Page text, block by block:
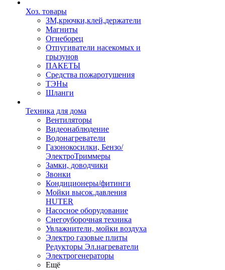
Хоз. товары
ЗМ,крючки,клей,держатели
Магниты
Огнеборец
Отпугиватели насекомых и
грызунов
ПАКЕТЫ
Средства пожаротушения
ТЭНы
Шланги
Техника для дома
Вентиляторы
Видеонаблюдение
Водонагреватели
Газонокосилки, Бензо/
ЭлектроТриммеры
Замки, доводчики
Звонки
Кондиционеры/фитинги
Мойки высок.давления
HUTER
Насосное оборудование
Снегоуборочная техника
Увлажнители, мойки воздуха
Электро газовые плиты
Редукторы Эл.нагреватели
Электрогенераторы
Ещё